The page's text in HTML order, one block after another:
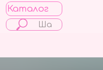
Каталог